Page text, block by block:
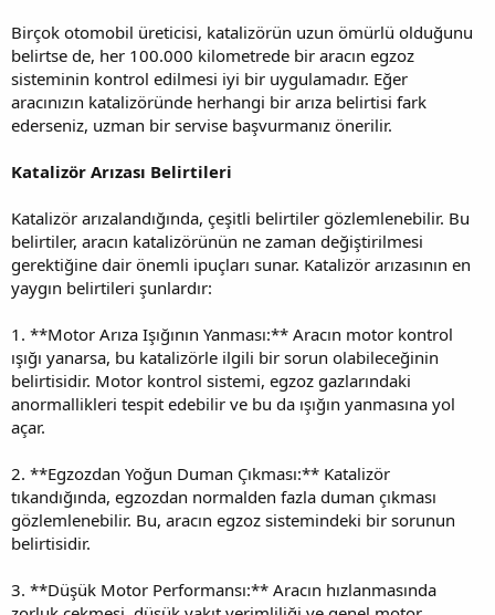
Birçok otomobil üreticisi, katalizörün uzun ömürlü olduğunu
belirtse de, her 100.000 kilometrede bir aracın egzoz
sisteminin kontrol edilmesi iyi bir uygulamadır. Eğer
aracınızın katalizöründe herhangi bir arıza belirtisi fark
ederseniz, uzman bir servise başvurmanız önerilir.
Katalizör Arızası Belirtileri
Katalizör arızalandığında, çeşitli belirtiler gözlemlenebilir. Bu
belirtiler, aracın katalizörünün ne zaman değiştirilmesi
gerektiğine dair önemli ipuçları sunar. Katalizör arızasının en
yaygın belirtileri şunlardır:
1. **Motor Arıza Işığının Yanması:** Aracın motor kontrol
ışığı yanarsa, bu katalizörle ilgili bir sorun olabileceğinin
belirtisidir. Motor kontrol sistemi, egzoz gazlarındaki
anormallikleri tespit edebilir ve bu da ışığın yanmasına yol
açar.
2. **Egzozdan Yoğun Duman Çıkması:** Katalizör
tıkandığında, egzozdan normalden fazla duman çıkması
gözlemlenebilir. Bu, aracın egzoz sistemindeki bir sorunun
belirtisidir.
3. **Düşük Motor Performansı:** Aracın hızlanmasında